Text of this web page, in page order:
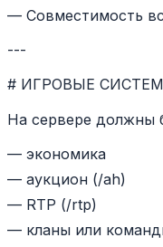
— Совместимость
---
# ИГРОВЫЕ
На сервере должны
— экономика
— аукцион (/ah)
— RTP (/rtp)
— кланы или